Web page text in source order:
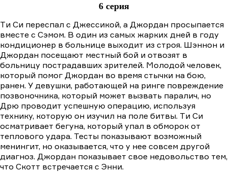
6 серия
Tи Cи переспал с Джессикой, а Джордан просыпается
вместе с Сэмом. В один из самых жарких дней в году
кондиционер в больнице выходит из строя. Шэннон и
Джордан посещают местный бой и отвозят в
больницу пострадавших зрителей. Молодой человек,
который помог Джордан во время стычки на бою,
ранен. У девушки, работающей на ринге повреждение
позвоночника, который может вызвать паралич, но
Дрю проводит успешную операцию, используя
технику, которую он изучил на поле битвы. Tи Cи
осматривает бегуна, который упал в обморок от
теплового удара. Тесты показывают возможный
менингит, но оказывается, что у нее совсем другой
диагноз. Джордан показывает свое недовольство тем,
что Скотт встречается с Энни.